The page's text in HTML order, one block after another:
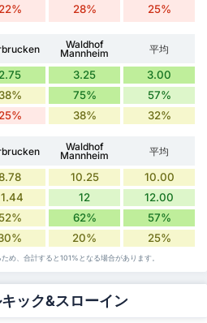
22% 28% 25%
Waldhof
Mannheim 平均
2.75 3.25 3.00
38% 75% 57%
25% 38% 32%
Waldhof
Mannheim 平均
10.25 10.00
12 12.00
52% 62% 57%
20% 25%
め、合計すると101%となる場合があります。
ック&スローイン